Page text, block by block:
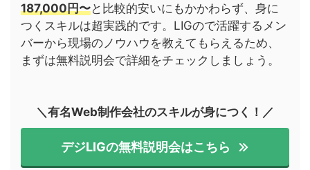
187,000円〜と比較的安いにもかかわらず、身に
つくスキルは超実践的です。LIGので活躍するメン
バーから現場のノウハウを教えてもらえるため、
まずは無料説明会で詳細をチェックしましょう。
＼有名Web制作会社のスキルが身につく！／
デジLIGの無料説明会はこちら